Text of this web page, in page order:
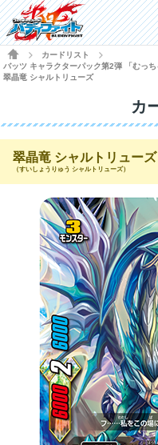
HOME
カードリスト
バッツ キャラクターパック第2弾 「むっ
翠晶竜 シャルトリューズ
カ
翠晶竜 シャルトリューズ
（すいしょうりゅう シャルトリューズ）